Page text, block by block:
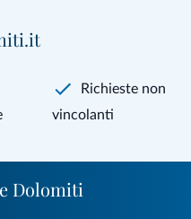
Richieste non
vincolanti
Dolomiti